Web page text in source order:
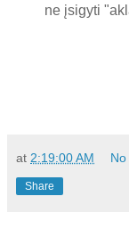
ne įsigyti
at 2:19:00 AM
Share